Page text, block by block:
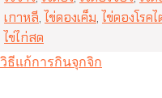
เกาหลี, ไข่ดองเค็ม, ไข่ดองโรคไ
ไข่ไก่สด
แนะแนว
วิธีแก้การกินจุกจิก